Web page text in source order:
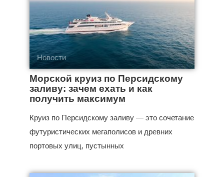
Новости
Морской круиз по Персидскому
заливу: зачем ехать и как
получить максимум
Круиз по Персидскому заливу — это сочетание
футуристических мегаполисов и древних
портовых улиц, пустынных